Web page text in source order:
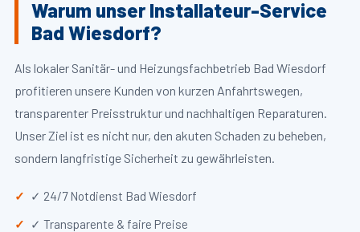
Warum unser Installateur-Service
Bad Wiesdorf?
Als lokaler Sanitär- und Heizungsfachbetrieb Bad Wiesdorf
profitieren unsere Kunden von kurzen Anfahrtswegen,
transparenter Preisstruktur und nachhaltigen Reparaturen.
Unser Ziel ist es nicht nur, den akuten Schaden zu beheben,
sondern langfristige Sicherheit zu gewährleisten.
✓ 24/7 Notdienst Bad Wiesdorf
✓ Transparente & faire Preise